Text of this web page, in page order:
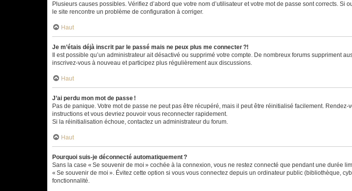
Plusieurs causes possibles. Vérifiez d’abord que votre nom d’utilisateur et votre mot de passe sont corrects.
le site rencontre un problème de configuration à corriger.
Haut
Je m’étais déjà inscrit par le passé mais ne peux plus me connecter ?!
Il est possible qu’un administrateur ait désactivé ou supprimé votre compte. De nombreux forums suppriment
inscrivez-vous à nouveau et participez plus régulièrement aux discussions.
Haut
J’ai perdu mon mot de passe !
Pas de panique. Votre mot de passe ne peut pas être récupéré, mais il peut être réinitialisé facilement.
instructions et vous devriez pouvoir vous reconnecter rapidement.
Si la réinitialisation échoue, contactez un administrateur du forum.
Haut
Pourquoi suis-je déconnecté automatiquement ?
Sans la case « Se souvenir de moi » cochée à la connexion, vous ne restez connecté que pendant une durée
« Se souvenir de moi ». Évitez cette option si vous vous connectez depuis un ordinateur public (bibliothèque,
fonctionnalité.